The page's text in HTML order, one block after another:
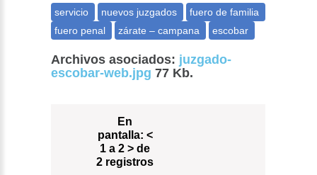
Archivos asociados: juzgado-
escobar-web.jpg 77 Kb.
En
pantalla: <
1 a 2 > de
2 registros